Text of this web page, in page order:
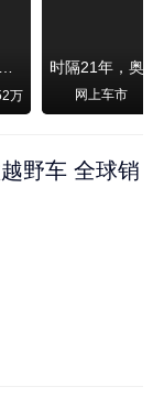
谁说女生驾驭不了大SUV？看我开问界M6驰骋坝上草原！
万 网上车市
野车 全球销